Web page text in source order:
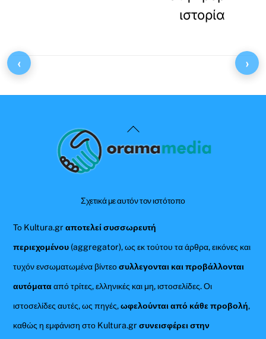
ιστορία
Back
To
Σχετικά με αυτόν τον ιστότοπο
Το Kultura.grαποτελεί συσσωρευτή
περιεχομένου (aggregator), ως εκ τούτου τα άρθρα, εικόνες και
τυχόν ενσωματωμένα βίντεοσυλλεγονται και προβάλλονται
αυτόματααπό τρίτες, ελληνικές και μη, ιστοσελίδες. Οι
ιστοσελίδες αυτές, ως πηγές,ωφελούνται από κάθε προβολή,
καθώς η εμφάνιση στο Kultura.gr συνεισφέρει στην
‹ ›